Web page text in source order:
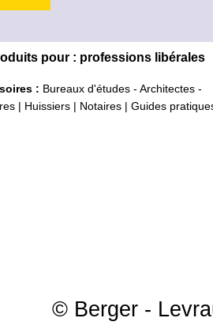
pour : professions libérales
: Bureaux d'études - Architectes -
Huissiers Notaires Guides
© Berger -